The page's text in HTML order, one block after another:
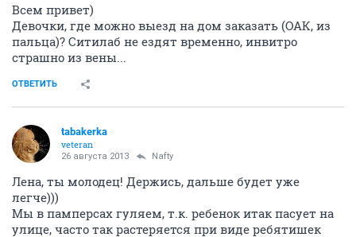
Всем привет)
Девочки, где можно выезд на дом заказать (ОАК, из
пальца)? Ситилаб не ездят временно, инвитро
страшно из вены...
ОТВЕТИТЬ
tabakerka
veteran
26 августа 2013 Nafty
Лена, ты молодец! Держись, дальше будет уже
легче)))
Мы в памперсах гуляем, т.к. ребенок итак пасует на
улице, часто так растеряется при виде ребятишек